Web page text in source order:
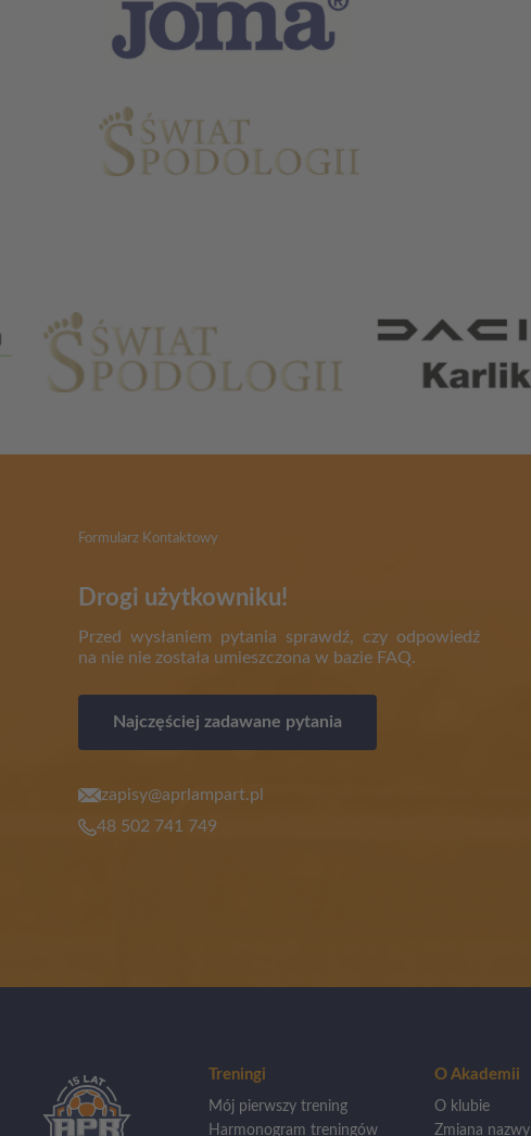
Formularz Kontaktowy
Drogi użytkowniku!
Przed wysłaniem pytania sprawdź, czy odpowiedź
na nie nie została umieszczona w bazie FAQ.
Najczęściej zadawane pytania
zapisy@aprlampart.pl
48 502 741 749
Treningi
Mój pierwszy trening
Harmonogram treningów
O Akademii
O klubie
Zmiana nazwy